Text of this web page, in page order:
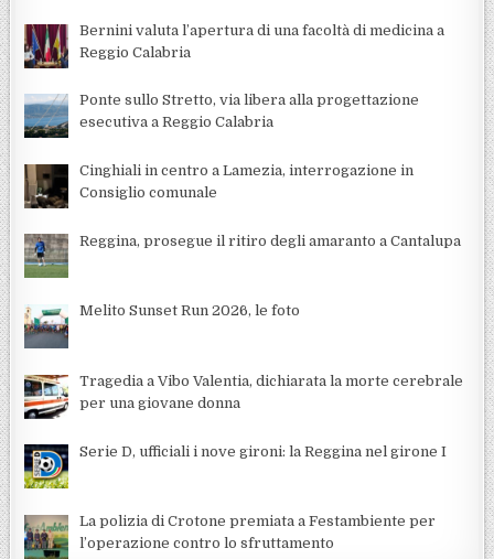
Bernini valuta l’apertura di una facoltà di medicina a
Reggio Calabria
Ponte sullo Stretto, via libera alla progettazione
esecutiva a Reggio Calabria
Cinghiali in centro a Lamezia, interrogazione in
Consiglio comunale
Reggina, prosegue il ritiro degli amaranto a Cantalupa
Melito Sunset Run 2026, le foto
Tragedia a Vibo Valentia, dichiarata la morte cerebrale
per una giovane donna
Serie D, ufficiali i nove gironi: la Reggina nel girone I
La polizia di Crotone premiata a Festambiente per
l’operazione contro lo sfruttamento